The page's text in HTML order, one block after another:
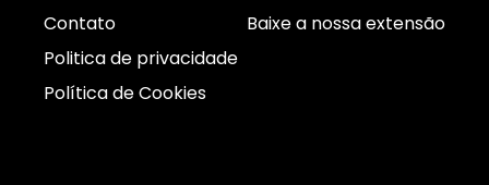
Contato
Politica de privacidade
Política de Cookies
Baixe a nossa extensão